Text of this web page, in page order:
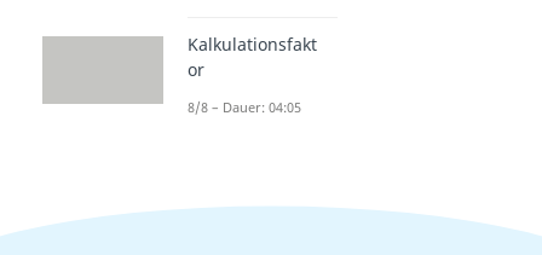
Kalkulationsfakt
or
8/8 – Dauer: 04:05